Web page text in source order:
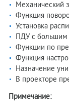
Механический
Функция
Установка
ПДУ с большим
Функции по
Функция
Назначение
В проекторе
Примечание: